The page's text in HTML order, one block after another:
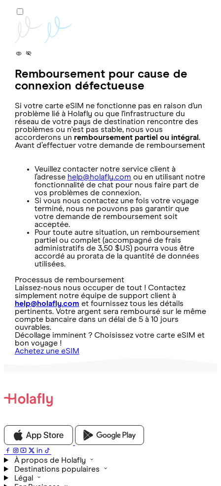
Remboursement pour cause de
connexion défectueuse
Si votre carte eSIM ne fonctionne pas en raison d'un
problème lié à Holafly ou que l'infrastructure du
réseau de votre pays de destination rencontre des
problèmes ou n'est pas stable, nous vous
accorderons un remboursement partiel ou intégral .
Avant d’effectuer votre demande de remboursement
Veuillez contacter notre service client à
l’adresse help@holafly.com ou en utilisant notre
fonctionnalité de chat pour nous faire part de
vos problèmes de connexion.
Si vous nous contactez une fois votre voyage
terminé, nous ne pouvons pas garantir que
votre demande de remboursement soit
acceptée.
Pour toute autre situation, un remboursement
partiel ou complet (accompagné de frais
administratifs de 3,50 $US) pourra vous être
accordé au prorata de la quantité de données
utilisées.
Processus de remboursement
Laissez-nous nous occuper de tout ! Contactez
simplement notre équipe de support client à
help@holafly.com et fournissez tous les détails
pertinents. Votre argent sera remboursé sur le même
compte bancaire dans un délai de 5 à 10 jours
ouvrables.
Décollage imminent ? Choisissez votre carte eSIM et
bon voyage !
Achetez une eSIM
À propos de Holafly
Destinations populaires
Légal